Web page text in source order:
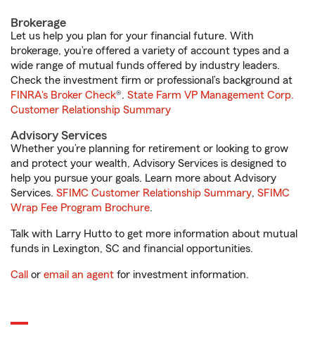
Brokerage
Let us help you plan for your financial future. With
brokerage, you’re offered a variety of account types and a
wide range of mutual funds offered by industry leaders.
Check the investment firm or professional’s background at
FINRA's Broker Check®. State Farm VP Management Corp.
Customer Relationship Summary
Advisory Services
Whether you’re planning for retirement or looking to grow
and protect your wealth, Advisory Services is designed to
help you pursue your goals. Learn more about Advisory
Services. SFIMC Customer Relationship Summary, SFIMC
Wrap Fee Program Brochure.
Talk with Larry Hutto to get more information about mutual
funds in Lexington, SC and financial opportunities.
Call or email an agent for investment information.